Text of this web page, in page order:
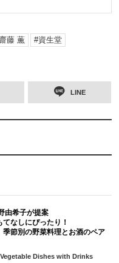
藤 薫
資生堂
LINE
由希子が提案
てなしにぴったり！
季節別の野菜料理とお酒のペア
Dishes with Drinks